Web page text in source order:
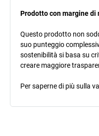
Prodotto con margine
Questo prodotto non
suo punteggio
sostenibilità si basa su
creare maggiore
Per saperne di più sulla